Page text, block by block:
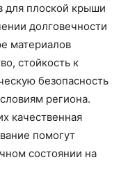
для плоской крыши
долговечности
материалов
стойкость к
безопасность
региона.
качественная
помогут
состоянии на